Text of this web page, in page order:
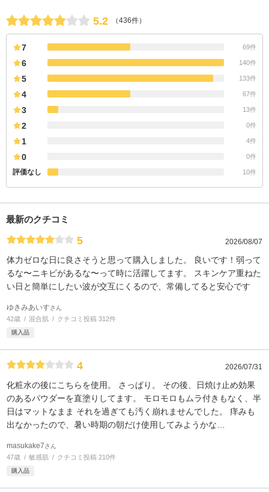
5.2 （436件）
7 69件
6 140件
5 133件
4 67件
3 13件
2 0件
1 4件
0 0件
評価なし 10件
最新のクチコミ
5 2026/08/07
体力ゼロな日に良さそうと思って購入しました。 良いです！弱って
るな〜ニキビがあるな〜って時に活躍してます。 スキンケア重ねた
い日と簡単にしたい波が交互にくるので、常備してると安心です
ゆきみあいすさん
42歳 混合肌 クチコミ投稿 312件
購入品
4 2026/07/31
化粧水の後にこちらを使用。 さっぱり。 その後、日焼け止め効果
のあるパウダーを直塗りしてます。 モロモロもムラ付きもなく、半
日はマットなまま それを過ぎても汚く崩れませんでした。 痒みも
出なかったので、暑い時期の朝だけ使用してみようかな…
masukake7さん
47歳 敏感肌 クチコミ投稿 210件
購入品